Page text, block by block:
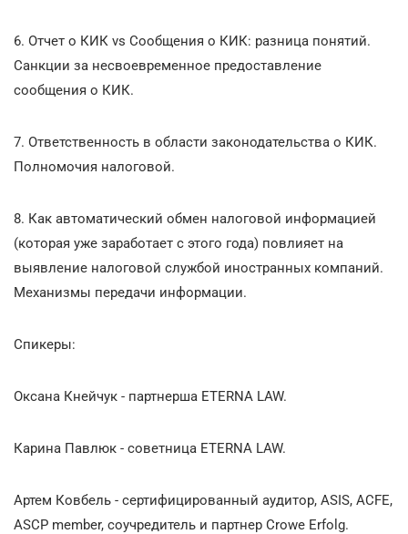
6. Отчет о КИК vs Сообщения о КИК: разница понятий.
Санкции за несвоевременное предоставление
сообщения о КИК.
7. Ответственность в области законодательства о КИК.
Полномочия налоговой.
8. Как автоматический обмен налоговой информацией
(которая уже заработает с этого года) повлияет на
выявление налоговой службой иностранных компаний.
Механизмы передачи информации.
Спикеры:
Оксана Кнейчук - партнерша ETERNA LAW.
Карина Павлюк - советница ETERNA LAW.
Артем Ковбель - сертифицированный аудитор, ASIS, ACFE,
ASCP member, соучредитель и партнер Crowe Erfolg.